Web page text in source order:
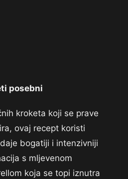
posebni
kroketa koji se prave
ovaj recept koristi
bogatiji i intenzivniji
s mljevenom
koja se topi iznutra